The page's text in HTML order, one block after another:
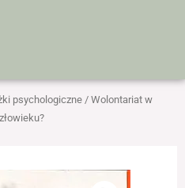
psychologiczne / Wolontariat w